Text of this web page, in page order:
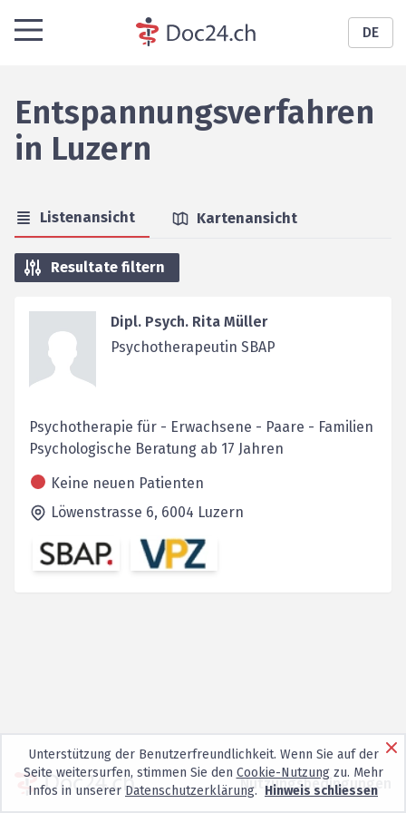
DE
Entspannungsverfahren
in Luzern
Listenansicht Kartenansicht
Resultate filtern
Dipl. Psych. Rita Müller
Psychotherapeutin SBAP
Psychotherapie für - Erwachsene - Paare - Familien
Psychologische Beratung ab 17 Jahren
Keine neuen Patienten
Löwenstrasse 6, 6004 Luzern
Nutzungsbedingungen
Unterstützung der Benutzerfreundlichkeit. Wenn Sie auf der
Seite weitersurfen, stimmen Sie den Cookie-Nutzungzu. Mehr
Infos in unserer Datenschutzerklärung. Hinweis schliessen